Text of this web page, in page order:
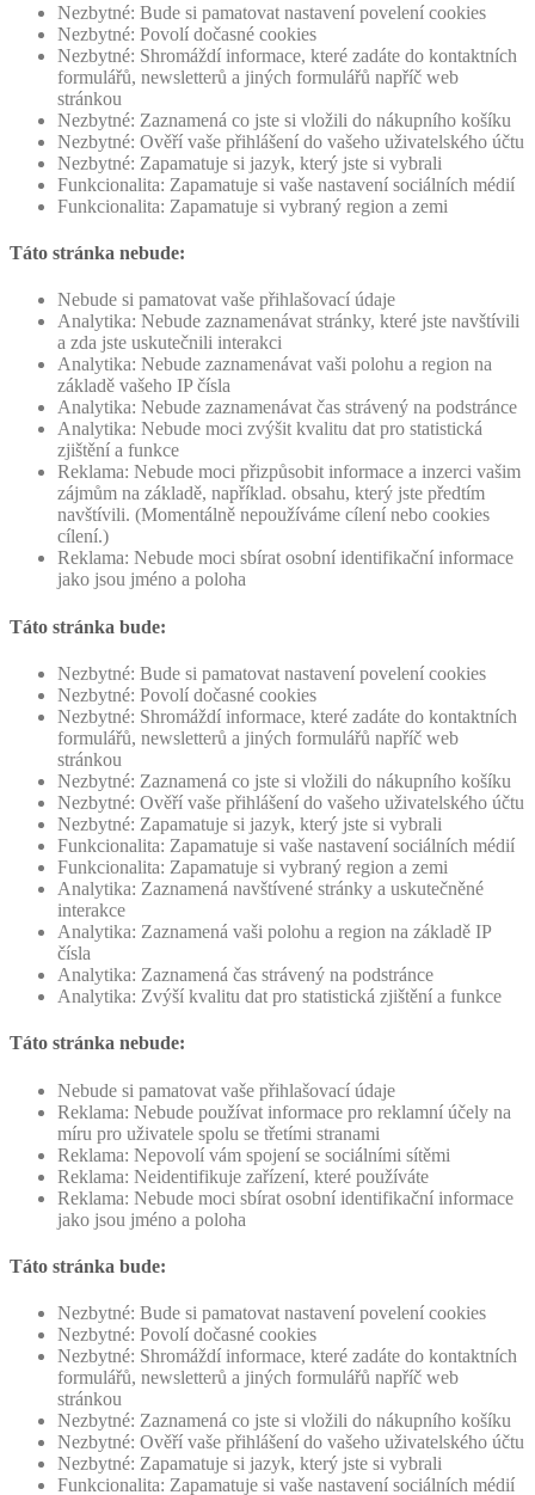
Nezbytné: Bude si pamatovat nastavení povelení cookies
Nezbytné: Povolí dočasné cookies
Nezbytné: Shromáždí informace, které zadáte do kontaktních
formulářů, newsletterů a jiných formulářů napříč web
stránkou
Nezbytné: Zaznamená co jste si vložili do nákupního košíku
Nezbytné: Ověří vaše přihlášení do vašeho uživatelského účtu
Nezbytné: Zapamatuje si jazyk, který jste si vybrali
Funkcionalita: Zapamatuje si vaše nastavení sociálních médií
Funkcionalita: Zapamatuje si vybraný region a zemi
Táto stránka nebude:
Nebude si pamatovat vaše přihlašovací údaje
Analytika: Nebude zaznamenávat stránky, které jste navštívili
a zda jste uskutečnili interakci
Analytika: Nebude zaznamenávat vaši polohu a region na
základě vašeho IP čísla
Analytika: Nebude zaznamenávat čas strávený na podstránce
Analytika: Nebude moci zvýšit kvalitu dat pro statistická
zjištění a funkce
Reklama: Nebude moci přizpůsobit informace a inzerci vašim
zájmům na základě, například. obsahu, který jste předtím
navštívili. (Momentálně nepoužíváme cílení nebo cookies
cílení.)
Reklama: Nebude moci sbírat osobní identifikační informace
jako jsou jméno a poloha
Táto stránka bude:
Nezbytné: Bude si pamatovat nastavení povelení cookies
Nezbytné: Povolí dočasné cookies
Nezbytné: Shromáždí informace, které zadáte do kontaktních
formulářů, newsletterů a jiných formulářů napříč web
stránkou
Nezbytné: Zaznamená co jste si vložili do nákupního košíku
Nezbytné: Ověří vaše přihlášení do vašeho uživatelského účtu
Nezbytné: Zapamatuje si jazyk, který jste si vybrali
Funkcionalita: Zapamatuje si vaše nastavení sociálních médií
Funkcionalita: Zapamatuje si vybraný region a zemi
Analytika: Zaznamená navštívené stránky a uskutečněné
interakce
Analytika: Zaznamená vaši polohu a region na základě IP
čísla
Analytika: Zaznamená čas strávený na podstránce
Analytika: Zvýší kvalitu dat pro statistická zjištění a funkce
Táto stránka nebude:
Nebude si pamatovat vaše přihlašovací údaje
Reklama: Nebude používat informace pro reklamní účely na
míru pro uživatele spolu se třetími stranami
Reklama: Nepovolí vám spojení se sociálními sítěmi
Reklama: Neidentifikuje zařízení, které používáte
Reklama: Nebude moci sbírat osobní identifikační informace
jako jsou jméno a poloha
Táto stránka bude:
Nezbytné: Bude si pamatovat nastavení povelení cookies
Nezbytné: Povolí dočasné cookies
Nezbytné: Shromáždí informace, které zadáte do kontaktních
formulářů, newsletterů a jiných formulářů napříč web
stránkou
Nezbytné: Zaznamená co jste si vložili do nákupního košíku
Nezbytné: Ověří vaše přihlášení do vašeho uživatelského účtu
Nezbytné: Zapamatuje si jazyk, který jste si vybrali
Funkcionalita: Zapamatuje si vaše nastavení sociálních médií